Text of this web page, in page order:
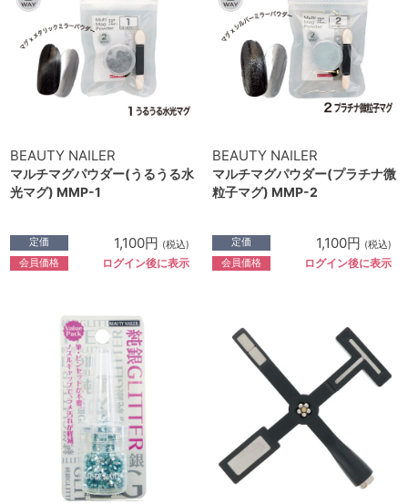
BEAUTY NAILER
マルチマグパウダー(うるうる水
光マグ) MMP-1
定価 1,100円 (税込)
会員価格 ログイン後に表示
BEAUTY NAILER
マルチマグパウダー(プラチナ微
粒子マグ) MMP-2
定価 1,100円 (税込)
会員価格 ログイン後に表示